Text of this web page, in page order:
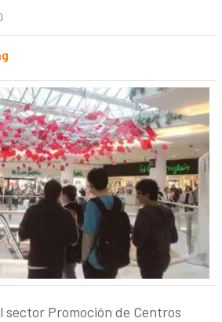
sector Promoción de Centros